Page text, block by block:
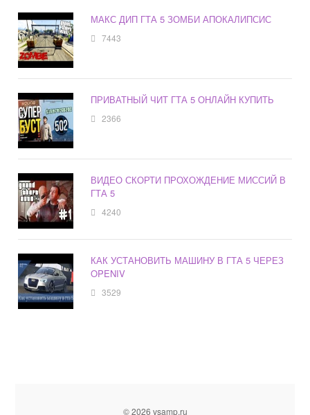
МАКС ДИП ГТА 5 ЗОМБИ АПОКАЛИПСИС
7443
ПРИВАТНЫЙ ЧИТ ГТА 5 ОНЛАЙН КУПИТЬ
2366
ВИДЕО СКОРТИ ПРОХОЖДЕНИЕ МИССИЙ В
ГТА 5
4240
КАК УСТАНОВИТЬ МАШИНУ В ГТА 5 ЧЕРЕЗ
OPENIV
3529
© 2026 vsamp.ru